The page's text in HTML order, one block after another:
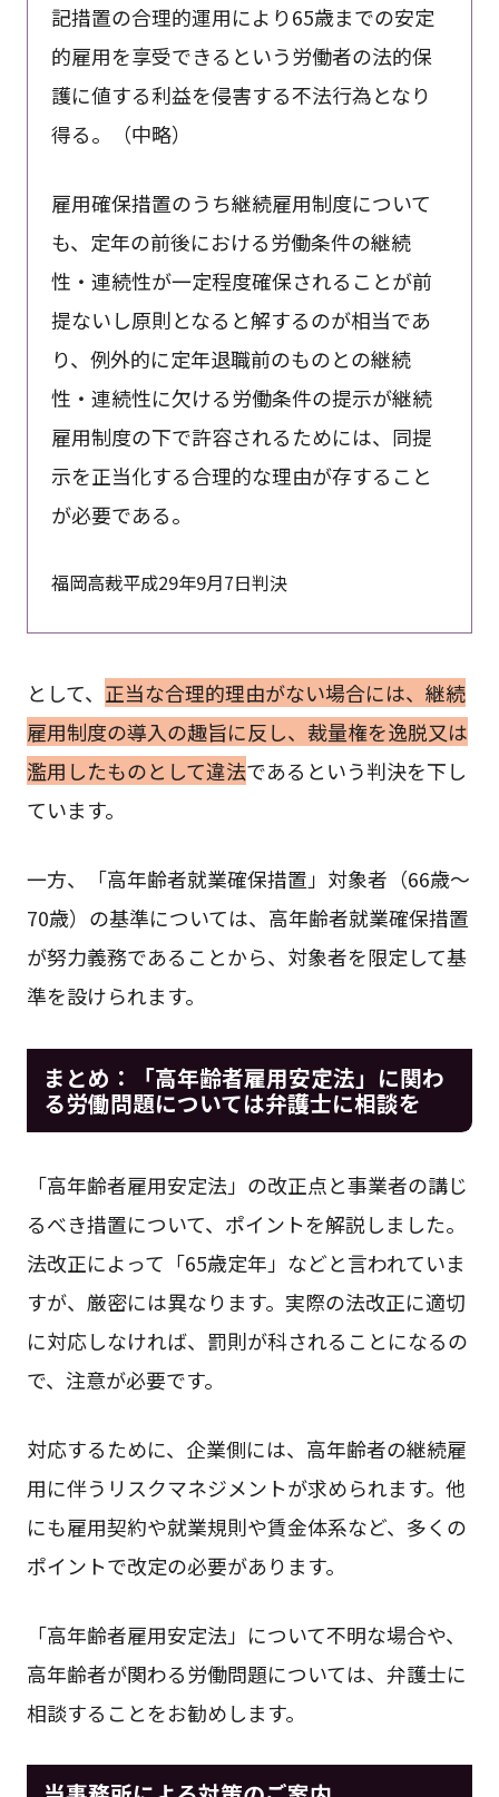
記措置の合理的運用により65歳までの安定
的雇用を享受できるという労働者の法的保
護に値する利益を侵害する不法行為となり
得る。（中略）
雇用確保措置のうち継続雇用制度について
も、定年の前後における労働条件の継続
性・連続性が一定程度確保されることが前
提ないし原則となると解するのが相当であ
り、例外的に定年退職前のものとの継続
性・連続性に欠ける労働条件の提示が継続
雇用制度の下で許容されるためには、同提
示を正当化する合理的な理由が存すること
が必要である。
福岡高裁平成29年9月7日判決
として、 正当な合理的理由がない場合には、継続
雇用制度の導入の趣旨に反し、裁量権を逸脱又は
濫用したものとして違法であるという判決を下し
ています。
一方、「高年齢者就業確保措置」対象者（66歳～
70歳）の基準については、高年齢者就業確保措置
が努力義務であることから、対象者を限定して基
準を設けられます。
まとめ：「高年齢者雇用安定法」に関わ
る労働問題については弁護士に相談を
「高年齢者雇用安定法」の改正点と事業者の講じ
るべき措置について、ポイントを解説しました。
法改正によって「65歳定年」などと言われていま
すが、厳密には異なります。実際の法改正に適切
に対応しなければ、罰則が科されることになるの
で、注意が必要です。
対応するために、企業側には、高年齢者の継続雇
用に伴うリスクマネジメントが求められます。他
にも雇用契約や就業規則や賃金体系など、多くの
ポイントで改定の必要があります。
「高年齢者雇用安定法」について不明な場合や、
高年齢者が関わる労働問題については、弁護士に
相談することをお勧めします。